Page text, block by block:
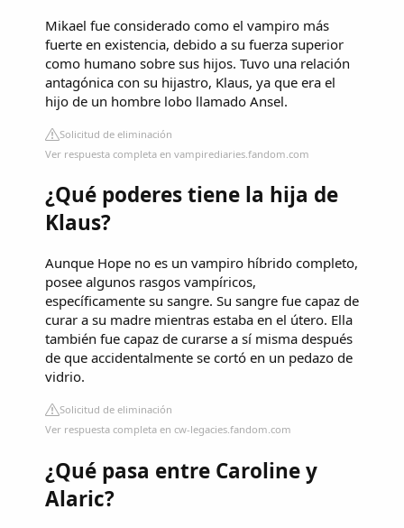
Mikael fue considerado como el vampiro más
fuerte en existencia, debido a su fuerza superior
como humano sobre sus hijos. Tuvo una relación
antagónica con su hijastro, Klaus, ya que era el
hijo de un hombre lobo llamado Ansel.
Solicitud de eliminación
Ver respuesta completa en vampirediaries.fandom.com
¿Qué poderes tiene la hija de
Klaus?
Aunque Hope no es un vampiro híbrido completo,
posee algunos rasgos vampíricos,
específicamente su sangre. Su sangre fue capaz de
curar a su madre mientras estaba en el útero. Ella
también fue capaz de curarse a sí misma después
de que accidentalmente se cortó en un pedazo de
vidrio.
Solicitud de eliminación
Ver respuesta completa en cw-legacies.fandom.com
¿Qué pasa entre Caroline y
Alaric?